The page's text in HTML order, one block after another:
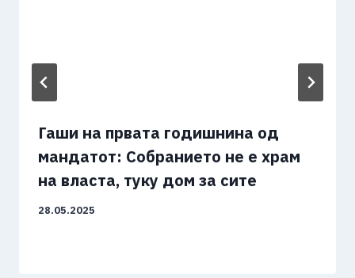
Гаши на првата годишнина од
мандатот: Собранието не е храм
на власта, туку дом за сите
28.05.2025